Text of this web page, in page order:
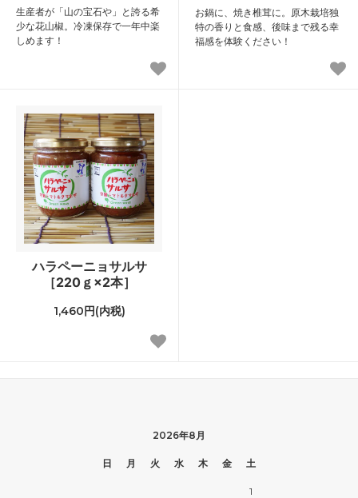
生産者が「山の宝石や」と誇る希
少な花山椒。冷凍保存で一年中楽
しめます！
お鍋に、焼き椎茸に。原木栽培独
特の香りと食感、後味まで残る幸
福感を体験ください！
ハラペーニョサルサ
［220ｇ×2本］
1,460円(内税)
2026年8月
日 月 火 水 木 金 土
1